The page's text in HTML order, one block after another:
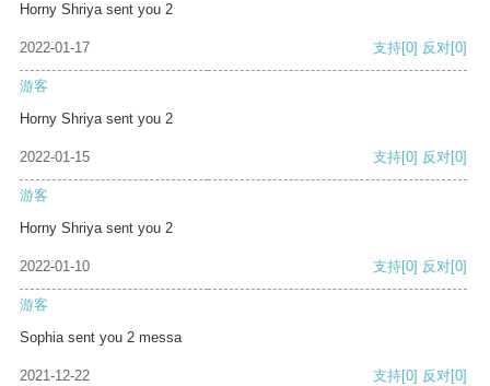
Horny Shriya sent you 2
2022-01-17 支持[0] 反对[0]
游客
Horny Shriya sent you 2
2022-01-15 支持[0] 反对[0]
游客
Horny Shriya sent you 2
2022-01-10 支持[0] 反对[0]
游客
Sophia sent you 2 messa
2021-12-22 支持[0] 反对[0]